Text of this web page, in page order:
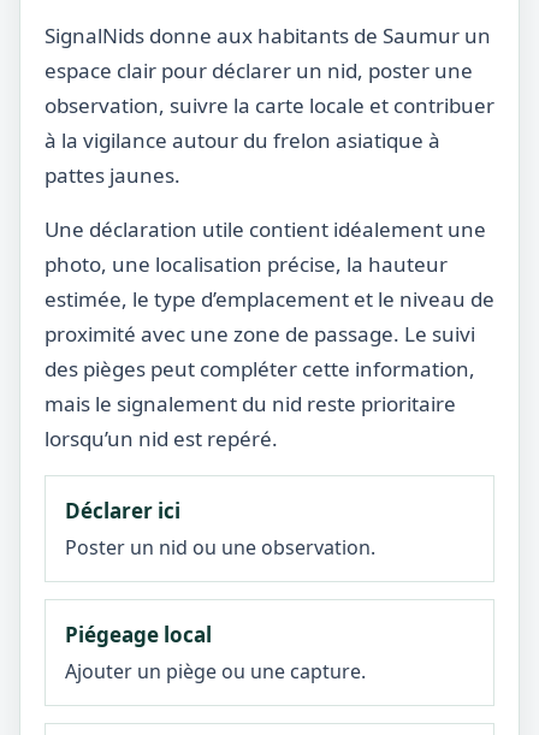
SignalNids donne aux habitants de Saumur un
espace clair pour déclarer un nid, poster une
observation, suivre la carte locale et contribuer
à la vigilance autour du frelon asiatique à
pattes jaunes.
Une déclaration utile contient idéalement une
photo, une localisation précise, la hauteur
estimée, le type d’emplacement et le niveau de
proximité avec une zone de passage. Le suivi
des pièges peut compléter cette information,
mais le signalement du nid reste prioritaire
lorsqu’un nid est repéré.
Déclarer ici
Poster un nid ou une observation.
Piégeage local
Ajouter un piège ou une capture.